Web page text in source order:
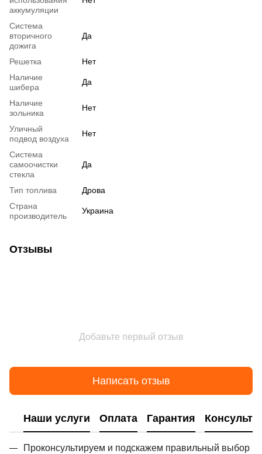
аккумуляции
Система
вторичного
дожига
Да
Решетка
Нет
Наличие
шибера
Да
Наличие
зольника
Нет
Уличный
подвод воздуха
Нет
Система
самоочистки
стекла
Да
Тип топлива
Дрова
Страна
производитель
Украина
Отзывы
Добавьте первый отзыв
Написать отзыв
Наши услуги Оплата Гарантия
Проконсультируем и подскажем правильный выбор